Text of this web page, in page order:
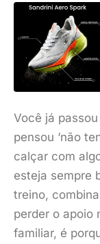
Você já
pensou ‘não
calçar com
esteja sempre
treino,
perder o apoio
familiar, é